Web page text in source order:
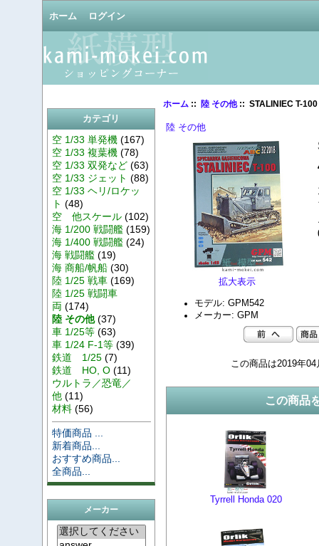
ホーム ログイン
カテゴリ
空 1/33 単発機(167)
空 1/33 複葉機(78)
空 1/33 双発など(63)
空 1/33 ジェット (88)
空 1/33 ヘリ/ロケッ
ト (48)
空 他スケール(102)
海 1/200 戦闘艦(159)
海 1/400 戦闘艦(24)
海 戦闘艦(19)
海 商船/帆船(30)
陸 1/25 戦車(169)
陸 1/25 戦闘車
両 (174)
陸 その他(37)
車 1/25等(63)
車 1/24 F-1等(39)
鉄道 1/25(7)
鉄道 HO, O(11)
ウルトラ／恐竜／
他(11)
材料(56)
特価商品 ...
新着商品...
おすすめ商品...
全商品...
メーカー
ホーム:: 陸 その他:: STALINIEC T-100
陸 その他
拡大表示
モデル: GPM542
メーカー: GPM
この商品は2019年
この商品
Tyrrell Honda 020